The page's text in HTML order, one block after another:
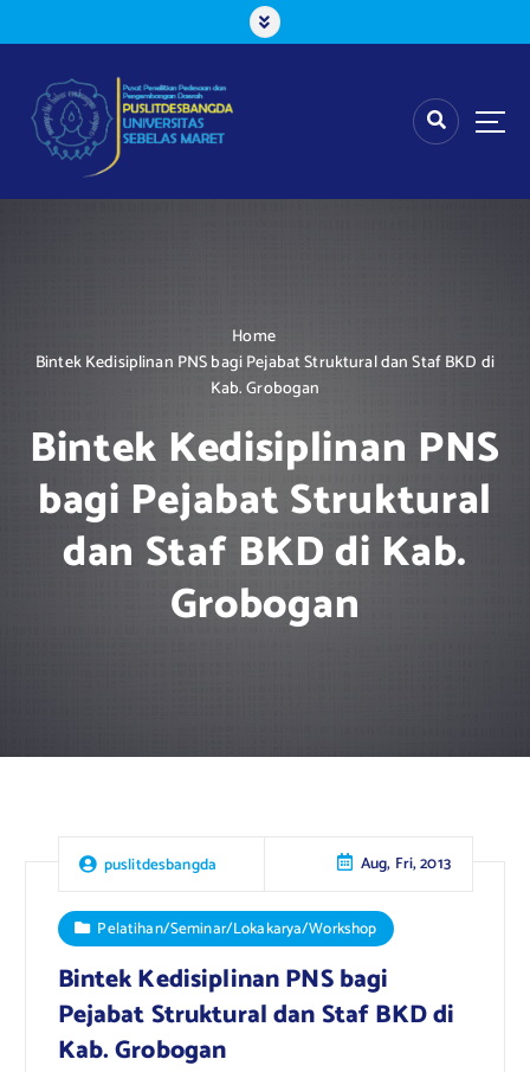
k
o
Home
Bintek Kedisiplinan PNS bagi Pejabat Struktural dan Staf BKD di
Kab. Grobogan
Bintek Kedisiplinan PNS
bagi Pejabat Struktural
dan Staf BKD di Kab.
Grobogan
puslitdesbangda Aug, Fri, 2013
Pelatihan/Seminar/Lokakarya/Workshop
Bintek Kedisiplinan PNS bagi
Pejabat Struktural dan Staf BKD di
Kab. Grobogan